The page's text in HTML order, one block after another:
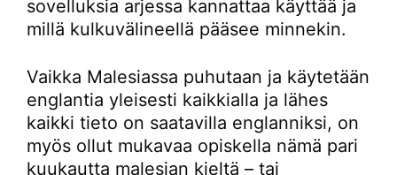
sovelluksia arjessa kannattaa käyttää ja
millä kulkuvälineellä pääsee minnekin.
Vaikka Malesiassa puhutaan ja käytetään
englantia yleisesti kaikkialla ja lähes
kaikki tieto on saatavilla englanniksi, on
myös ollut mukavaa opiskella nämä pari
kuukautta malesian kieltä – tai